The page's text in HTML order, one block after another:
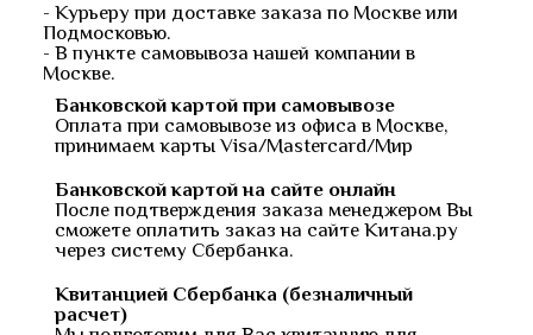
- Курьеру при доставке заказа по Москве или
Подмосковью.
- В пункте самовывоза нашей компании в
Москве.
Банковской картой при самовывозе
Оплата при самовывозе из офиса в Москве,
принимаем карты Visa/Mastercard/Мир
Банковской картой на сайте онлайн
После подтверждения заказа менеджером Вы
сможете оплатить заказ на сайте Китана.ру
через систему Сбербанка.
Квитанцией Сбербанка (безналичный
расчет)